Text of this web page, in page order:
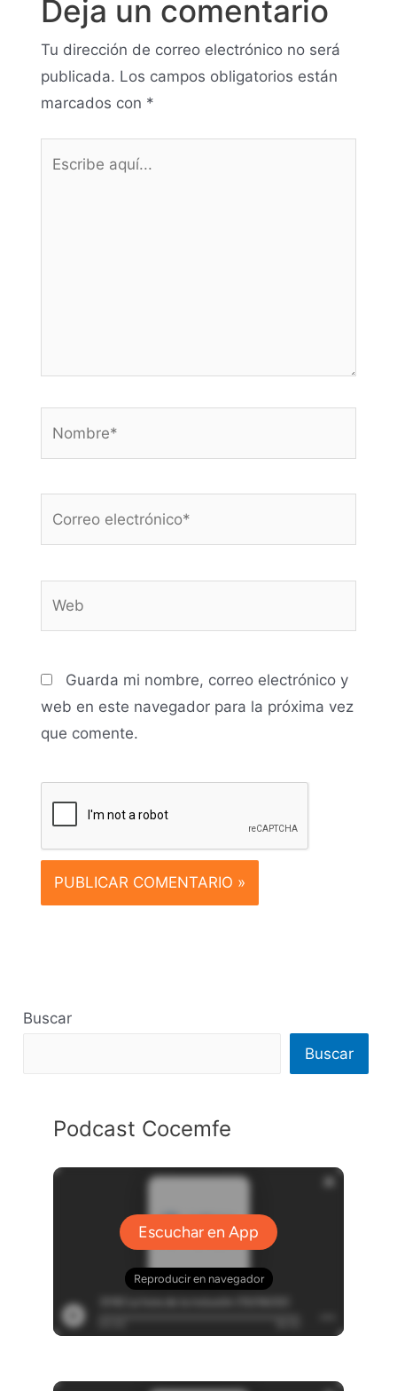
Deja un comentario
Tu dirección de correo electrónico no será
publicada. Los campos obligatorios están
marcados con *
Guarda mi nombre, correo electrónico y
web en este navegador para la próxima vez
que comente.
Buscar
Buscar
Podcast Cocemfe